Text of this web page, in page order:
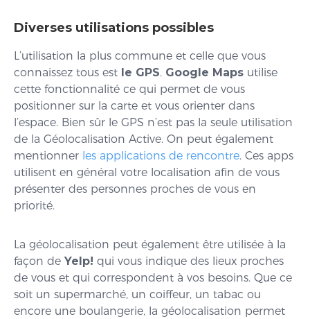
Diverses utilisations possibles
L’utilisation la plus commune et celle que vous
connaissez tous est le GPS. Google Maps utilise
cette fonctionnalité ce qui permet de vous
positionner sur la carte et vous orienter dans
l’espace. Bien sûr le GPS n’est pas la seule utilisation
de la Géolocalisation Active. On peut également
mentionner les applications de rencontre. Ces apps
utilisent en général votre localisation afin de vous
présenter des personnes proches de vous en
priorité.
La géolocalisation peut également être utilisée à la
façon de Yelp! qui vous indique des lieux proches
de vous et qui correspondent à vos besoins. Que ce
soit un supermarché, un coiffeur, un tabac ou
encore une boulangerie, la géolocalisation permet